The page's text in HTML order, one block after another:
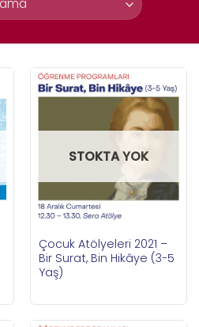
STOKTA YOK
Çocuk Atölyeleri 2021 –
Bir Surat, Bin Hikâye (3-5
Yaş)